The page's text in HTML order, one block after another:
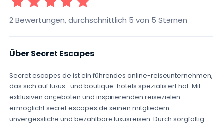
2 Bewertungen, durchschnittlich 5 von 5 Sternen
Über Secret Escapes
Secret escapes de ist ein führendes online-reiseunternehmen,
das sich auf luxus- und boutique-hotels spezialisiert hat. Mit
exklusiven angeboten und inspirierenden reisezielen
ermöglicht secret escapes de seinen mitgliedern
unvergessliche und bezahlbare luxusreisen. Durch sorgfältig